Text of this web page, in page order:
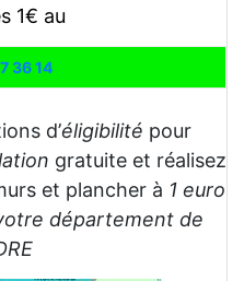
1€ au
36 14
d’éligibilité pour
gratuite et réalisez
et plancher à 1 euro
département de